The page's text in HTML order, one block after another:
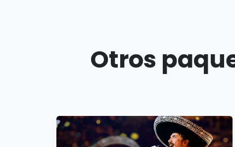
Otros